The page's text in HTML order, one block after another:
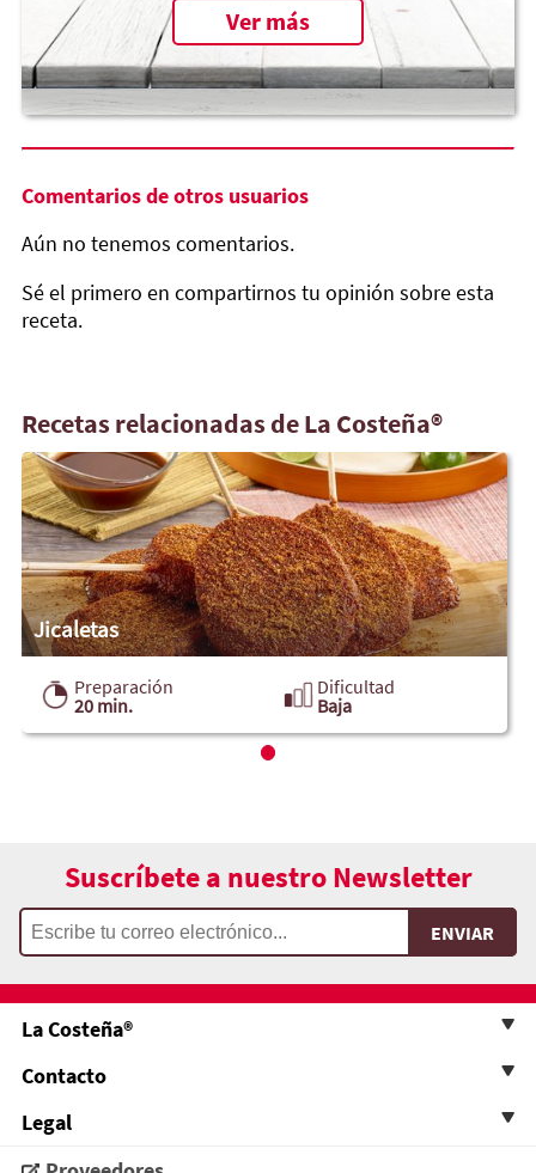
Ver más
Comentarios de otros usuarios
Aún no tenemos comentarios.
Sé el primero en compartirnos tu opinión sobre esta
receta.
Recetas relacionadas de La Costeña®
Jicaletas
Preparación
20 min.
Dificultad
Baja
Suscríbete a nuestro Newsletter
La Costeña®
Contacto
Legal